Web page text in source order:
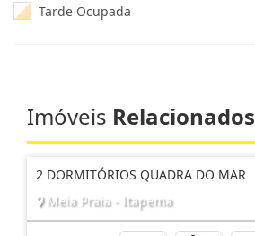
Tarde Ocupada
Imóveis Relacionados
2 DORMITÓRIOS QUADRA DO MAR
Meia Praia - Itapema